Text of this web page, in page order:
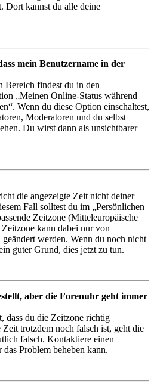
Dort kannst du alle deine
mein Benutzername in der
Bereich findest du in den
„Meinen Online-Status während
Wenn du diese Option einschaltest,
Moderatoren und du selbst
Du wirst dann als unsichtbarer
die angezeigte Zeit nicht deiner
Fall solltest du im „Persönlichen
Zeitzone (Mitteleuropäische
kann dabei nur von
werden. Wenn du noch nicht
guter Grund, dies jetzt zu tun.
aber die Forenuhr geht immer
dass du die Zeitzone richtig
Zeit trotzdem noch falsch ist, geht die
falsch. Kontaktiere einen
Problem beheben kann.